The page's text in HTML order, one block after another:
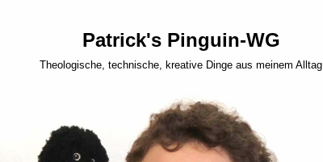
Patrick's Pinguin-WG
Theologische, technische, kreative Dinge aus meinem Alltag